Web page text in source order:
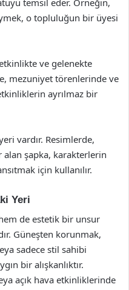
o topluluğun bir üyesi
ve gelenekte
mezuniyet törenlerinde ve
ayrılmaz bir
vardır. Resimlerde,
alan şapka, karakterlerin
için kullanılır.
Yeri
de estetik bir unsur
Güneşten korunmak,
sadece stil sahibi
bir alışkanlıktır.
açık hava etkinliklerinde